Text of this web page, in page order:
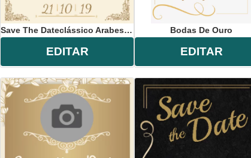
Save The Dateclássico Arabesco
EDITAR
Bodas De Ouro
EDITAR